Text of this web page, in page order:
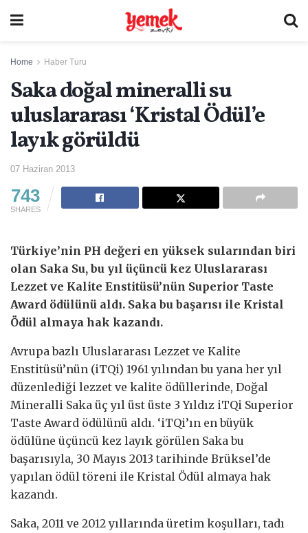
Home Haber Turu
Saka doğal mineralli su
uluslararası ‘Kristal Ödül’e
layık görüldü
07 Haziran 2013
743
SHARES
Türkiye’nin PH değeri en yüksek sularından biri
olan Saka Su, bu yıl üçüncü kez Uluslararası
Lezzet ve Kalite Enstitüsü’nün Superior Taste
Award ödülünü aldı. Saka bu başarısı ile Kristal
Ödül almaya hak kazandı.
Avrupa bazlı Uluslararası Lezzet ve Kalite
Enstitüsü’nün (iTQi) 1961 yılından bu yana her yıl
düzenlediği lezzet ve kalite ödüllerinde, Doğal
Mineralli Saka üç yıl üst üste 3 Yıldız iTQi Superior
Taste Award ödülünü aldı. ‘iTQi’ın en büyük
ödülüne üçüncü kez layık görülen Saka bu
başarısıyla, 30 Mayıs 2013 tarihinde Brüksel’de
yapılan ödül töreni ile Kristal Ödül almaya hak
kazandı.
Saka, 2011 ve 2012 yıllarında üretim koşulları, tadı